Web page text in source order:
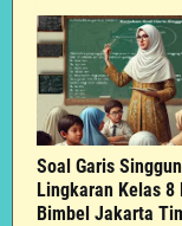
Soal Garis
Lingkaran Kelas 8
Bimbel Jakarta